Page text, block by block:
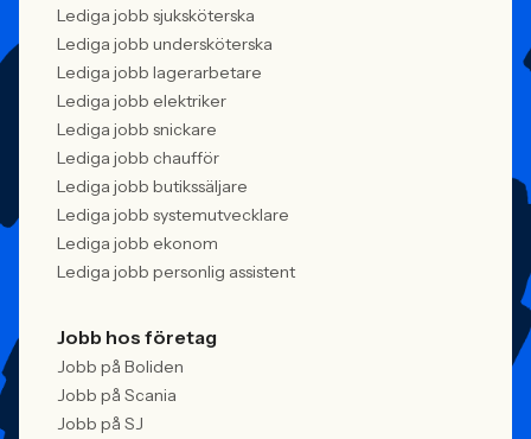
Lediga jobb sjuksköterska
Lediga jobb undersköterska
Lediga jobb lagerarbetare
Lediga jobb elektriker
Lediga jobb snickare
Lediga jobb chaufför
Lediga jobb butikssäljare
Lediga jobb systemutvecklare
Lediga jobb ekonom
Lediga jobb personlig assistent
Jobb hos företag
Jobb på Boliden
Jobb på Scania
Jobb på SJ